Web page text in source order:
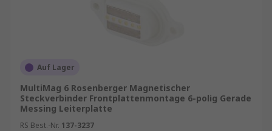
Auf Lager
MultiMag 6 Rosenberger Magnetischer
Steckverbinder Frontplattenmontage 6-polig Gerade
Messing Leiterplatte
RS Best.-Nr. 137-3237